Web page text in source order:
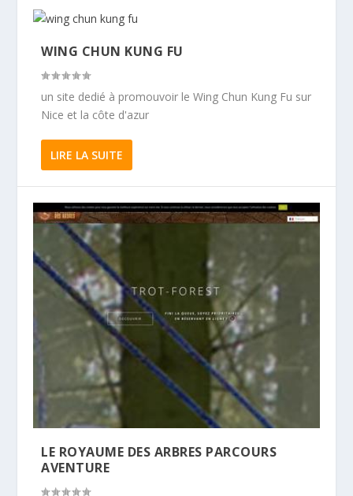
WING CHUN KUNG FU
un site dedié à promouvoir le Wing Chun Kung Fu sur
Nice et la côte d'azur
LIRE LA SUITE
LE ROYAUME DES ARBRES PARCOURS
AVENTURE